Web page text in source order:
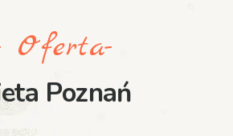
Oferta-
Poznań